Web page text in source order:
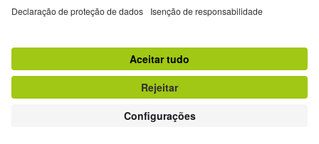
Outras publicações do Goethe-Institut
Gegenüber
Ruya